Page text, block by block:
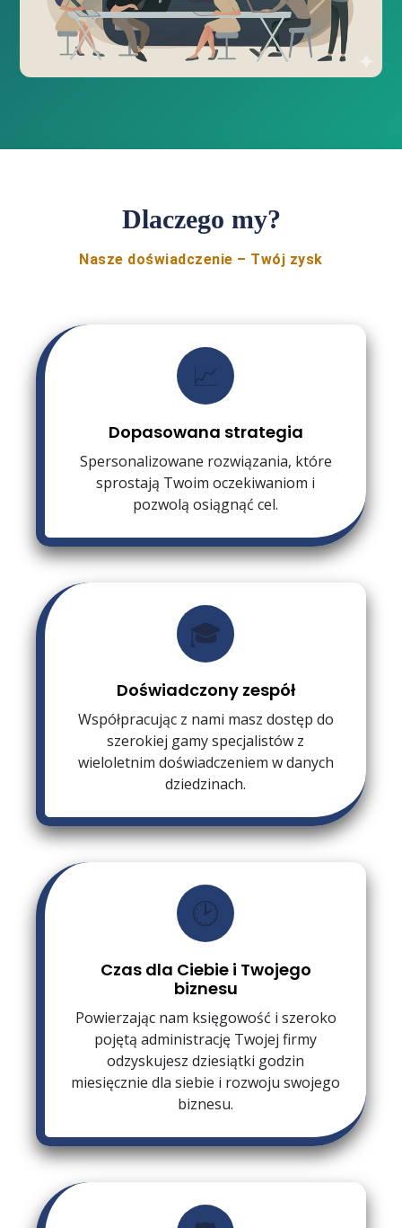
Dlaczego my?
Nasze doświadczenie – Twój zysk
📈
Dopasowana strategia
Spersonalizowane rozwiązania, które
sprostają Twoim oczekiwaniom i
pozwolą osiągnąć cel.
🎓
Doświadczony zespół
Współpracując z nami masz dostęp do
szerokiej gamy specjalistów z
wieloletnim doświadczeniem w danych
dziedzinach.
🕑
Czas dla Ciebie i Twojego
biznesu
Powierzając nam księgowość i szeroko
pojętą administrację Twojej firmy
odzyskujesz dziesiątki godzin
miesięcznie dla siebie i rozwoju swojego
biznesu.